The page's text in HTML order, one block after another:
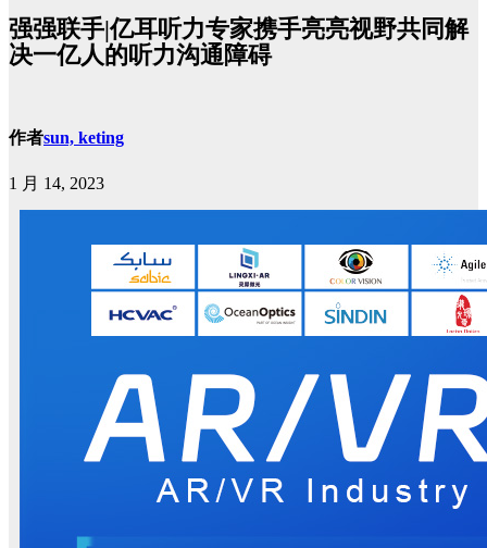
强强联手|亿耳听力专家携手亮亮视野共同解
决一亿人的听力沟通障碍
作者sun, keting
1 月 14, 2023